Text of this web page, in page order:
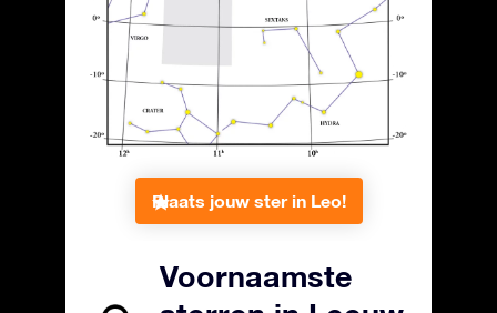
Plaats jouw ster in Leo!
Voornaamste